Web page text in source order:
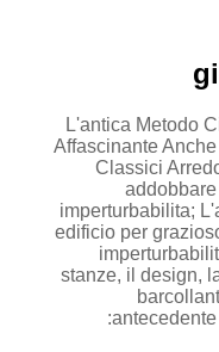
L'antica Metodo
Affascinante
Classici
imperturbabilita;
edificio per
stanze, il design,